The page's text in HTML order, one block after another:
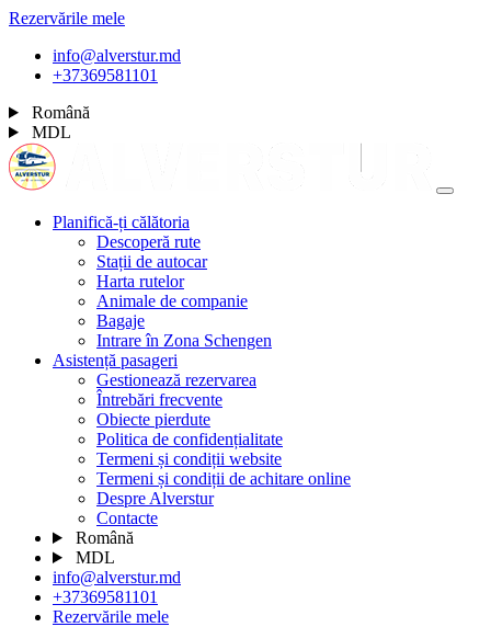
Rezervările mele
info@alverstur.md
+37369581101
Română
MDL
Planifică-ți călătoria
Descoperă rute
Stații de autocar
Harta rutelor
Animale de companie
Bagaje
Intrare în Zona Schengen
Asistență pasageri
Gestionează rezervarea
Întrebări frecvente
Obiecte pierdute
Politica de confidențialitate
Termeni și condiții website
Termeni și condiții de achitare online
Despre Alverstur
Contacte
Română
MDL
info@alverstur.md
+37369581101
Rezervările mele